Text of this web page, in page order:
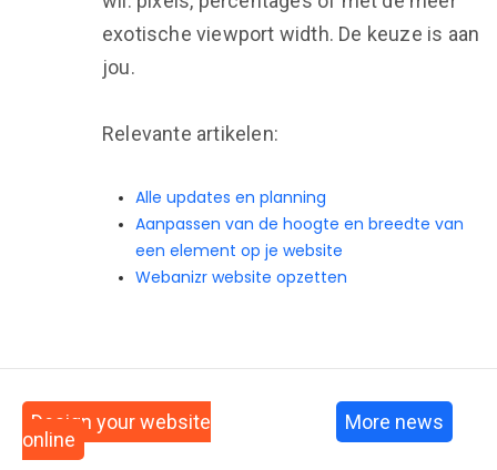
exotische viewport width. De keuze is aan
jou.
Relevante artikelen:
Alle updates en planning
Aanpassen van de hoogte en breedte van
een element op je website
Webanizr website opzetten
Design your website
online
More news